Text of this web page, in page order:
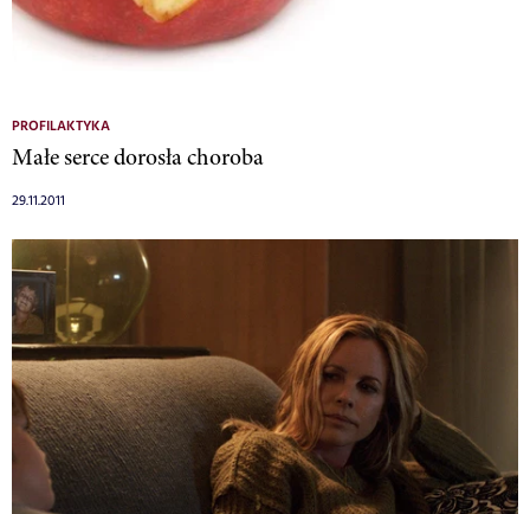
PROFILAKTYKA
Małe serce dorosła choroba
29.11.2011